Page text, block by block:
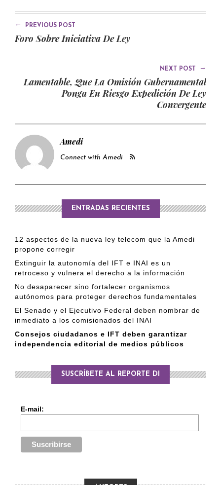
← PREVIOUS POST
Foro Sobre Iniciativa De Ley
NEXT POST →
Lamentable, Que La Omisión Gubernamental
Ponga En Riesgo Expedición De Ley
Convergente
Amedi
Connect with Amedi
ENTRADAS RECIENTES
12 aspectos de la nueva ley telecom que la Amedi
propone corregir
Extinguir la autonomía del IFT e INAI es un
retroceso y vulnera el derecho a la información
No desaparecer sino fortalecer organismos
autónomos para proteger derechos fundamentales
El Senado y el Ejecutivo Federal deben nombrar de
inmediato a los comisionados del INAI
Consejos ciudadanos e IFT deben garantizar
independencia editorial de medios públicos
SUSCRÍBETE AL REPORTE DI
E-mail: